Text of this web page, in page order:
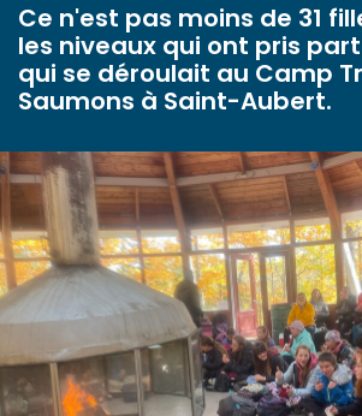
Ce n'est pas moins de 31
les niveaux qui ont pris
qui se déroulait au Camp
Saumons à Saint-Aubert.